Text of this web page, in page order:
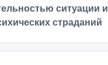
ситуации и
страданий